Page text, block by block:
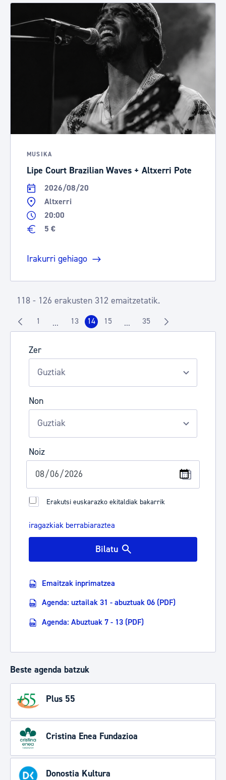
Zer
Non
Noiz
Erakutsi euskarazko ekitaldiak bakarrik
iragazkiak berrabiaraztea
Bilatu
Emaitzak inprimatzea
Agenda: uztailak 31 - abuztuak 06 (PDF)
Agenda: Abuztuak 7 - 13 (PDF)
Beste agenda batzuk
Plus 55
Cristina Enea Fundazioa
Donostia Kultura
MUSIKA
Lipe Court Brazilian Waves + Altxerri Pote
2026/08/20
Altxerri
20:00
5 €
Irakurri gehiago
118 - 126 erakusten 312 emaitzetatik.
Orrialdea
1 ...Intermediate Pages Use TAB to navigate.
Orrialdea
13 Orrialdea
14 Orrialdea
15 ...Intermediate Pages Use TAB
Orrialdea
35